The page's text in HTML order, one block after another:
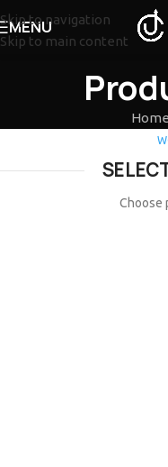
Skip to navigation
Skip to main content
MENU
Home
Choose